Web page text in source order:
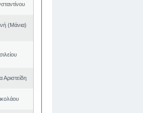
(Μάνια)